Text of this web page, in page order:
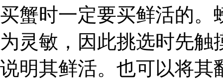
买蟹时一定要买鲜活的。
为灵敏，因此挑选时先
说明其鲜活。也可以将其